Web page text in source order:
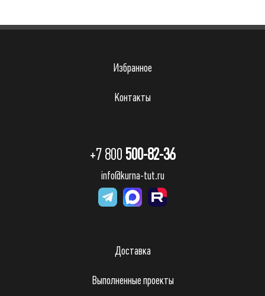
Избранное
Контакты
+7 800 500-82-36
info@kurna-tut.ru
Доставка
Выполненные проекты